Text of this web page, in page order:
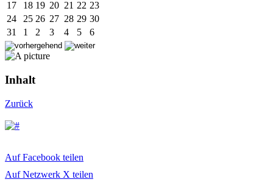
17
18 19 20 21 22 23
24
25 26 27 28 29 30
31
1 2 3 4 5 6
Inhalt
Zurück
Auf Facebook teilen
Auf Netzwerk X teilen